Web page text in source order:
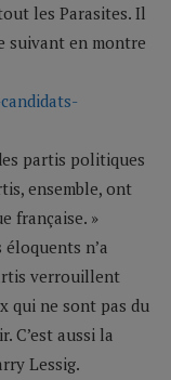
les Parasites. Il
suivant en montre
partis politiques
ensemble, ont
française. »
n’a
verrouillent
qui ne sont pas du
C’est aussi la
Lessig.